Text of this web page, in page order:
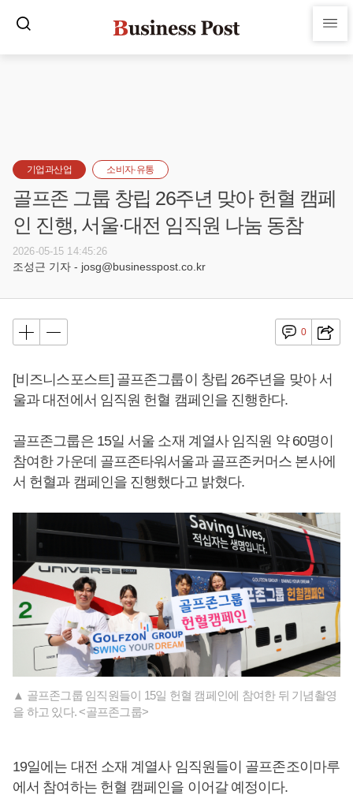
기업과산업 소비자·유통
골프존 그룹 창립 26주년 맞아 헌혈 캠페
인 진행, 서울·대전 임직원 나눔 동참
2026-05-15 14:45:26
조성근 기자 - josg@businesspost.co.kr
0
[비즈니스포스트] 골프존그룹이 창립 26주년을 맞아 서
울과 대전에서 임직원 헌혈 캠페인을 진행한다.
골프존그룹은 15일 서울 소재 계열사 임직원 약 60명이
참여한 가운데 골프존타워서울과 골프존커머스 본사에
서 헌혈과 캠페인을 진행했다고 밝혔다.
▲ 골프존그룹 임직원들이 15일 헌혈 캠페인에 참여한 뒤 기념촬영
을 하고 있다. <골프존그룹>
19일에는 대전 소재 계열사 임직원들이 골프존조이마루
에서 참여하는 헌혈 캠페인을 이어갈 예정이다.